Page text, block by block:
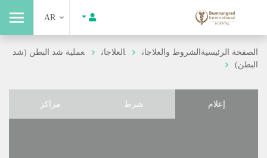
AR
الصفحة الرئيسيةالشروط والعلاجات العلاجات
عملية شد البطن (شد
البطن)
إعلام شرط مراكز